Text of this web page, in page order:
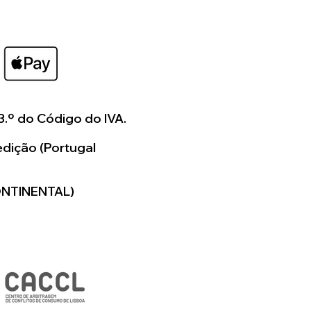
do Código do IVA.
(Portugal